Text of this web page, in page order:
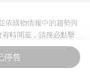
停售
依購物情報中的趨勢與
時間差，請務必點擊
資訊以合作廠商網頁為